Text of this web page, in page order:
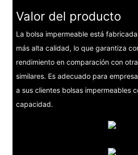
Valor del producto
La bolsa impermeable está
más alta calidad, lo que garantiza
rendimiento en comparación con
similares. Es adecuado para
a sus clientes bolsas impermeables
capacidad.